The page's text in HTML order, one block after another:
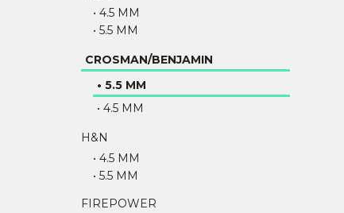
• 4.5 MM
• 5.5 MM
CROSMAN/BENJAMIN
• 5.5 MM
• 4.5 MM
H&N
• 4.5 MM
• 5.5 MM
FIREPOWER